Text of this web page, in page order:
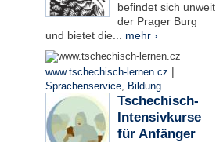
befindet sich unweit
der Prager Burg
und bietet die... mehr ›
www.tschechisch-lernen.cz |
Sprachenservice, Bildung
Tschechisch-
Intensivkurse
für Anfänger